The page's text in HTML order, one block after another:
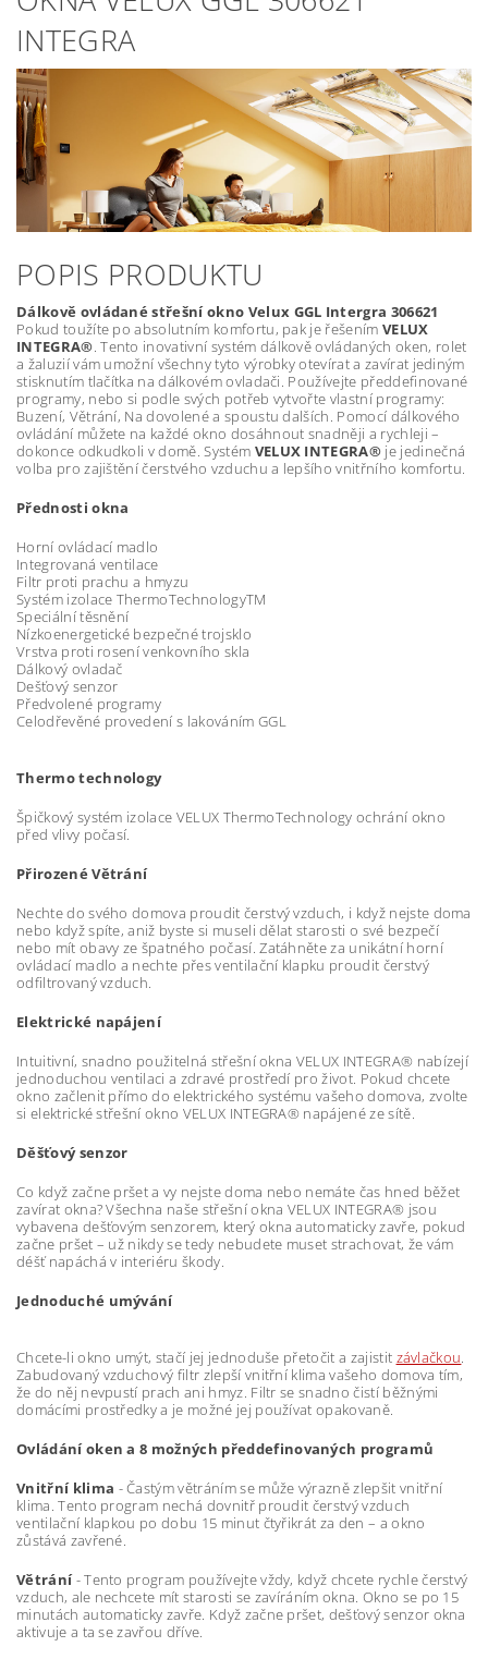
INTEGRA
POPIS PRODUKTU
Dálkově ovládané střešní okno Velux GGL Intergra 306621
Pokud toužíte po absolutním komfortu, pak je řešením VELUX
INTEGRA®. Tento inovativní systém dálkově ovládaných oken, rolet
a žaluzií vám umožní všechny tyto výrobky otevírat a zavírat jediným
stisknutím tlačítka na dálkovém ovladači. Používejte předdefinované
programy, nebo si podle svých potřeb vytvořte vlastní programy:
Buzení, Větrání, Na dovolené a spoustu dalších. Pomocí dálkového
ovládání můžete na každé okno dosáhnout snadněji a rychleji –
dokonce odkudkoli v domě. Systém VELUX INTEGRA® je jedinečná
volba pro zajištění čerstvého vzduchu a lepšího vnitřního komfortu.
Přednosti okna
Horní ovládací madlo
Integrovaná ventilace
Filtr proti prachu a hmyzu
Systém izolace ThermoTechnologyTM
Speciální těsnění
Nízkoenergetické bezpečné trojsklo
Vrstva proti rosení venkovního skla
Dálkový ovladač
Dešťový senzor
Předvolené programy
Celodřevěné provedení s lakováním GGL
Thermo technology
Špičkový systém izolace VELUX ThermoTechnology ochrání okno
před vlivy počasí.
Přirozené Větrání
Nechte do svého domova proudit čerstvý vzduch, i když nejste doma
nebo když spíte, aniž byste si museli dělat starosti o své bezpečí
nebo mít obavy ze špatného počasí. Zatáhněte za unikátní horní
ovládací madlo a nechte přes ventilační klapku proudit čerstvý
odfiltrovaný vzduch.
Elektrické napájení
Intuitivní, snadno použitelná střešní okna VELUX INTEGRA® nabízejí
jednoduchou ventilaci a zdravé prostředí pro život. Pokud chcete
okno začlenit přímo do elektrického systému vašeho domova, zvolte
si elektrické střešní okno VELUX INTEGRA® napájené ze sítě.
Děšťový senzor
Co když začne pršet a vy nejste doma nebo nemáte čas hned běžet
zavírat okna? Všechna naše střešní okna VELUX INTEGRA® jsou
vybavena dešťovým senzorem, který okna automaticky zavře, pokud
začne pršet – už nikdy se tedy nebudete muset strachovat, že vám
déšť napáchá v interiéru škody.
Jednoduché umývání
Chcete-li okno umýt, stačí jej jednoduše přetočit a zajistit závlačkou.
Zabudovaný vzduchový filtr zlepší vnitřní klima vašeho domova tím,
že do něj nevpustí prach ani hmyz. Filtr se snadno čistí běžnými
domácími prostředky a je možné jej používat opakovaně.
Ovládání oken a 8 možných předdefinovaných programů
Vnitřní klima - Častým větráním se může výrazně zlepšit vnitřní
klima. Tento program nechá dovnitř proudit čerstvý vzduch
ventilační klapkou po dobu 15 minut čtyřikrát za den – a okno
zůstává zavřené.
Větrání - Tento program používejte vždy, když chcete rychle čerstvý
vzduch, ale nechcete mít starosti se zavíráním okna. Okno se po 15
minutách automaticky zavře. Když začne pršet, dešťový senzor okna
aktivuje a ta se zavřou dříve.